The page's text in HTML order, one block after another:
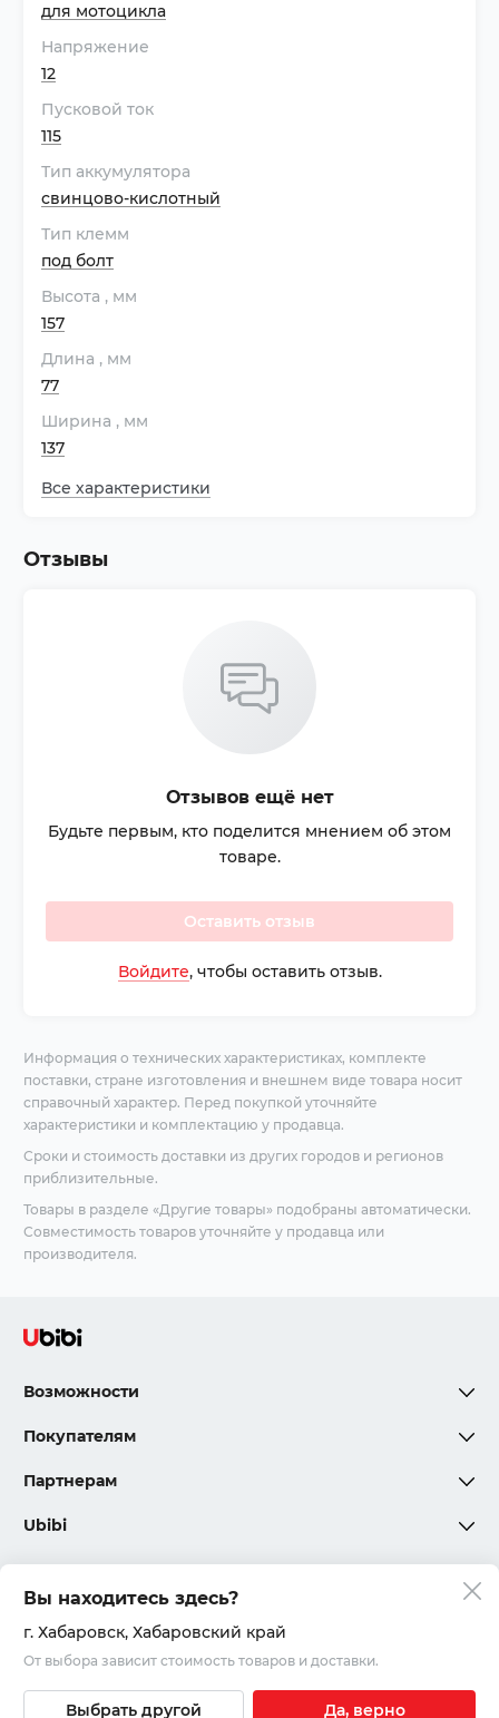
для мотоцикла
Напряжение
12
Пусковой ток
115
Тип аккумулятора
свинцово-кислотный
Тип клемм
под болт
Высота , мм
157
Длина , мм
77
Ширина , мм
137
Все характеристики
Отзывы
Отзывов ещё нет
Будьте первым, кто поделится мнением об этом
товаре.
Оставить отзыв
Войдите, чтобы оставить отзыв.
Информация о технических характеристиках, комплекте
поставки, стране изготовления и внешнем виде товара носит
справочный характер. Перед покупкой уточняйте
характеристики и комплектацию у продавца.
Сроки и стоимость доставки из других городов и регионов
приблизительные.
Товары в разделе «Другие товары» подобраны автоматически.
Совместимость товаров уточняйте у продавца или
производителя.
Возможности
Покупателям
Партнерам
Ubibi
Политика конфиденциальности
Соглашения и правила
© 2020 – 2026, ООО «Юкар»
Вы находитесь здесь?
г. Хабаровск, Хабаровский край
От выбора зависит стоимость товаров и доставки.
Выбрать другой Да, верно